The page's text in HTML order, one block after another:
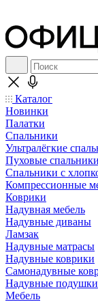
Каталог
Новинки
Палатки
Спальники
Ультралёгкие
Пуховые спальники
Спальники с
Компрессионные
Коврики
Надувная мебель
Надувные диваны
Ламзак
Надувные матрасы
Надувные коврики
Самонадувные
Надувные подушки
Мебель